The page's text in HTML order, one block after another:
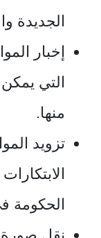
الجديدة
إخبار
التي
منها.
تزويد
الحكومة